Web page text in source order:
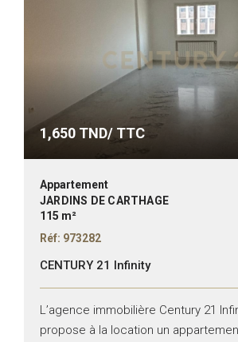
1,650 TND/ TTC
Appartement
JARDINS DE CARTHAGE
115 m²
Réf: 973282
CENTURY 21 Infinity
L’agence immobilière Century 21
propose à la location un